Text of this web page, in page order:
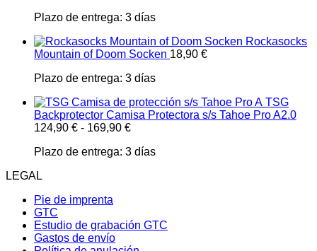
Plazo de entrega: 3 días
Rockasocks
Mountain of Doom Socken 18,90 €
Plazo de entrega: 3 días
TSG
Backprotector Camisa Protectora s/s Tahoe Pro A2.0
124,90 € - 169,90 €
Plazo de entrega: 3 días
LEGAL
Pie de imprenta
GTC
Estudio de grabación GTC
Gastos de envío